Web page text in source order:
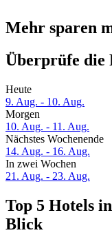
Mehr sparen
Überprüfe die
Heute
9. Aug. - 10. Aug.
Morgen
10. Aug. - 11. Aug.
Nächstes Wochenende
14. Aug. - 16. Aug.
In zwei Wochen
21. Aug. - 23. Aug.
Top 5 Hotels
Blick